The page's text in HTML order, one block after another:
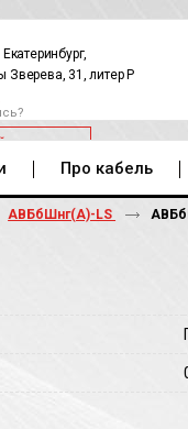
Зверева, 31, литер Р
ЗВОНОК
Про кабель
АВБбШнг(А)-LS